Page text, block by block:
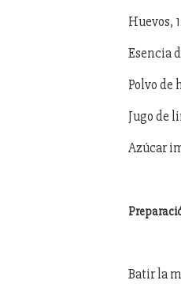
Huevos,
Esencia
Polvo de
Jugo de
Azúcar
Batir la